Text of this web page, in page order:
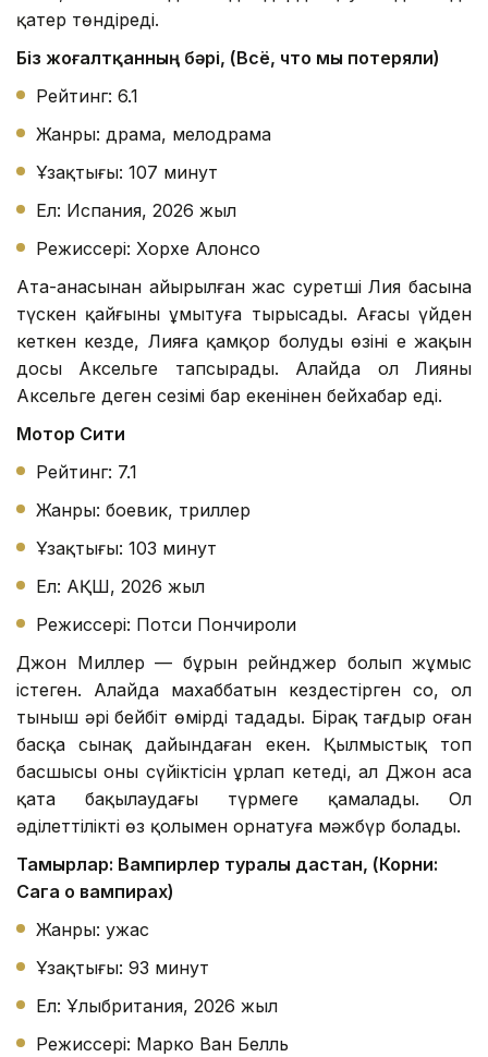
қатер төндіреді.
Біз жоғалтқанның бәрі, (Всё, что мы потеряли)
Рейтинг: 6.1
Жанры: драма, мелодрама
Ұзақтығы: 107 минут
Ел: Испания, 2026 жыл
Режиссері: Хорхе Алонсо
Ата-анасынан айырылған жас суретші Лия басына
түскен қайғыны ұмытуға тырысады. Ағасы үйден
кеткен кезде, Лияға қамқор болуды өзінің ең жақын
досы Аксельге тапсырады. Алайда ол Лияның
Аксельге деген сезімі бар екенінен бейхабар еді.
Мотор Сити
Рейтинг: 7.1
Жанры: боевик, триллер
Ұзақтығы: 103 минут
Ел: АҚШ, 2026 жыл
Режиссері: Потси Пончироли
Джон Миллер — бұрын рейнджер болып жұмыс
істеген. Алайда махаббатын кездестірген соң, ол
тыныш әрі бейбіт өмірді таңдады. Бірақ тағдыр оған
басқа сынақ дайындаған екен. Қылмыстық топ
басшысы оның сүйіктісін ұрлап кетеді, ал Джон аса
қатаң бақылаудағы түрмеге қамалады. Ол
әділеттілікті өз қолымен орнатуға мәжбүр болады.
Тамырлар: Вампирлер туралы дастан, (Корни:
Сага о вампирах)
Жанры: ужас
Ұзақтығы: 93 минут
Ел: Ұлыбритания, 2026 жыл
Режиссері: Марко Ван Белль